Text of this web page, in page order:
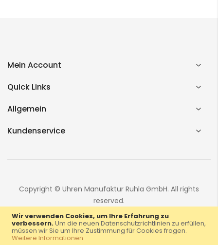
Wir verwenden Cookies, um Ihre Erfahrung zu
verbessern.Um die neuen Datenschutzrichtlinien zu erfüllen,
müssen wir Sie um Ihre Zustimmung für Cookies fragen.
Weitere Informationen
Mein Account
Quick Links
Allgemein
Kundenservice
Copyright © Uhren Manufaktur Ruhla GmbH. All rights
reserved.